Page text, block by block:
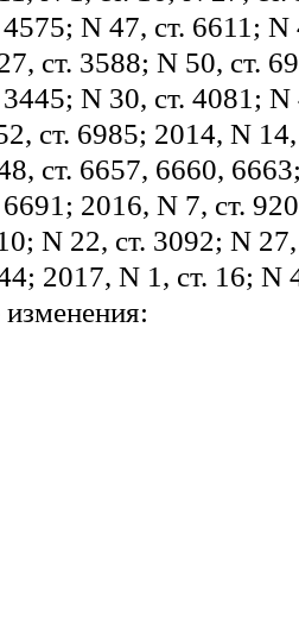
N 47, ст. 6611;
ст. 3588; N 50, ст.
N 30, ст. 4081;
ст. 6985; 2014, N
ст. 6657, 6660,
2016, N 7, ст.
N 22, ст. 3092; N
2017, N 1, ст. 16; N